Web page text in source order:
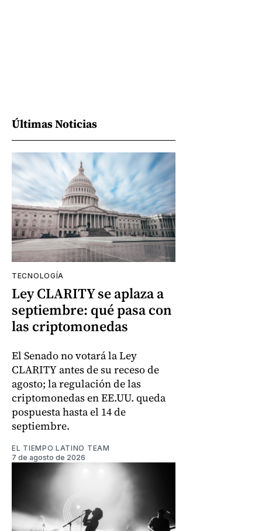
Últimas Noticias
TECNOLOGÍA
Ley CLARITY se aplaza a
septiembre: qué pasa con
las criptomonedas
El Senado no votará la Ley
CLARITY antes de su receso de
agosto; la regulación de las
criptomonedas en EE.UU. queda
pospuesta hasta el 14 de
septiembre.
EL TIEMPO LATINO TEAM
7 de agosto de 2026